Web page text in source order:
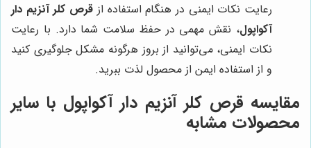
رعایت نکات ایمنی در هنگام استفاده از قرص کلر آنزیم دار
آکواپول، نقش مهمی در حفظ سلامت شما دارد. با رعایت
نکات ایمنی، می‌توانید از بروز هرگونه مشکل جلوگیری کنید
و از استفاده ایمن از محصول لذت ببرید.
مقایسه قرص کلر آنزیم دار آکواپول با سایر
محصولات مشابه